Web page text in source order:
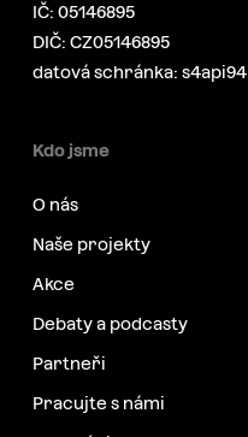
IČ: 05146895
DIČ: CZ05146895
datová schránka: s4api94
Kdo jsme
O nás
Naše projekty
Akce
Debaty a podcasty
Partneři
Pracujte s námi